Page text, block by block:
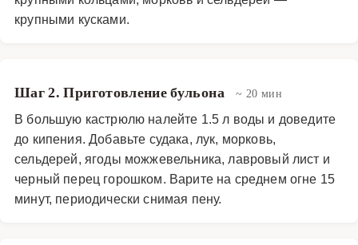
крупными кусками.
Шаг 2. Приготовление бульона ~ 20 мин
В большую кастрюлю налейте 1.5 л воды и доведите
до кипения. Добавьте судака, лук, морковь,
сельдерей, ягоды можжевельника, лавровый лист и
черный перец горошком. Варите на среднем огне 15
минут, периодически снимая пену.